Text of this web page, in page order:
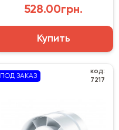
528.00грн.
Купить
ПОД ЗАКАЗ
код:
7217